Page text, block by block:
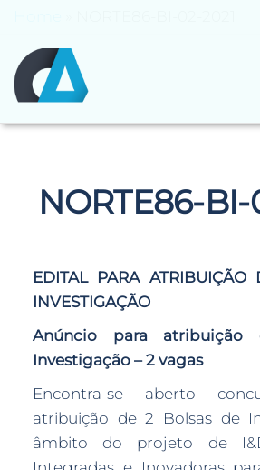
NORTE86-BI-
EDITAL PARA
INVESTIGAÇÃO
Anúncio para atribuição
Investigação – 2 vagas
Encontra-se aberto
atribuição de 2 Bolsas de
âmbito do projeto de